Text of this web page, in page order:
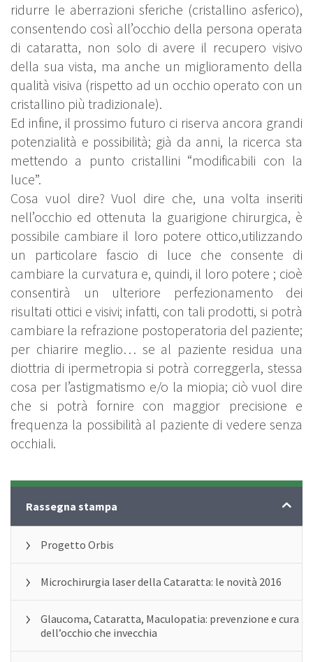
ridurre le aberrazioni sferiche (cristallino asferico),
consentendo così all’occhio della persona operata
di cataratta, non solo di avere il recupero visivo
della sua vista, ma anche un miglioramento della
qualità visiva (rispetto ad un occhio operato con un
cristallino più tradizionale).
Ed infine, il prossimo futuro ci riserva ancora grandi
potenzialità e possibilità; già da anni, la ricerca sta
mettendo a punto cristallini “modificabili con la
luce”.
Cosa vuol dire? Vuol dire che, una volta inseriti
nell’occhio ed ottenuta la guarigione chirurgica, è
possibile cambiare il loro potere ottico,utilizzando
un particolare fascio di luce che consente di
cambiare la curvatura e, quindi, il loro potere ; cioè
consentirà un ulteriore perfezionamento dei
risultati ottici e visivi; infatti, con tali prodotti, si potrà
cambiare la refrazione postoperatoria del paziente;
per chiarire meglio… se al paziente residua una
diottria di ipermetropia si potrà correggerla, stessa
cosa per l’astigmatismo e/o la miopia; ciò vuol dire
che si potrà fornire con maggior precisione e
frequenza la possibilità al paziente di vedere senza
occhiali.
News
Rassegna stampa
Progetto Orbis
Microchirurgia laser della Cataratta: le novità 2016
Glaucoma, Cataratta, Maculopatia: prevenzione e cura
dell’occhio che invecchia